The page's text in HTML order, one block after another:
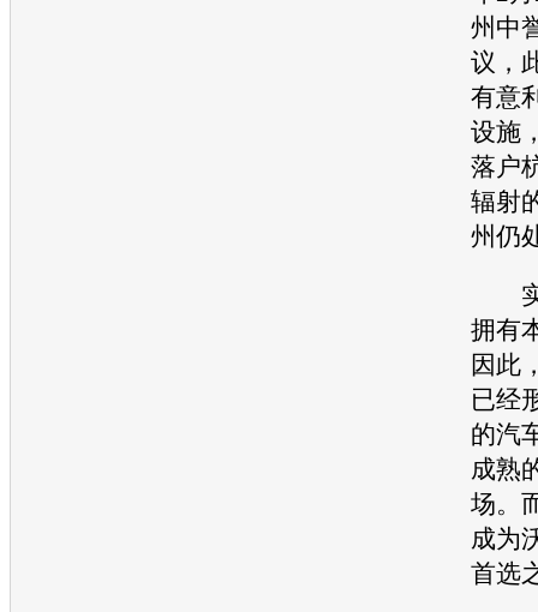
州中
议，
有意
设施
落户
辐射
州仍
实
拥有
因此
已经
的汽
成熟
场。
成为
首选